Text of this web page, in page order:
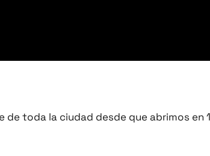
de toda la ciudad desde que abrimos en